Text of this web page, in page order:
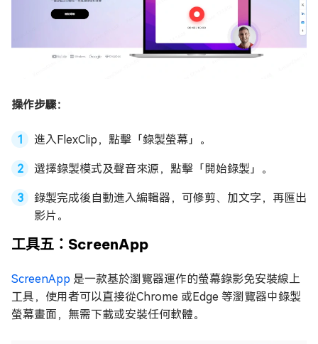
操作步驟：
進入FlexClip，點擊「錄製螢幕」。
選擇錄製模式及聲音來源，點擊「開始錄製」。
錄製完成後自動進入編輯器，可修剪、加文字，再匯出
影片。
工具五：ScreenApp
ScreenApp 是一款基於瀏覽器運作的螢幕錄影免安裝線上
工具，使用者可以直接從Chrome 或Edge 等瀏覽器中錄製
螢幕畫面，無需下載或安裝任何軟體。